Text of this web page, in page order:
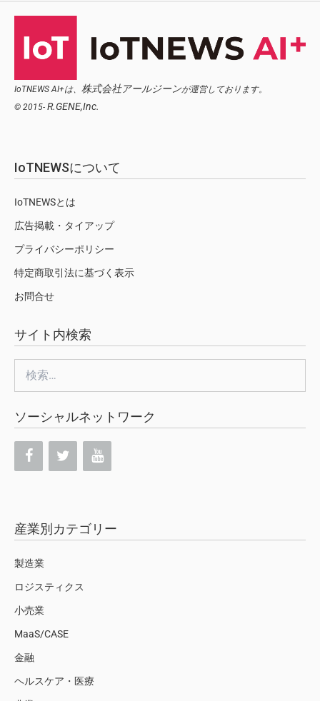
IoTNEWS AI+は、 株式会社アールジーンが運営しております。
© 2015- R.GENE,Inc.
IoTNEWSについて
IoTNEWSとは
広告掲載・タイアップ
プライバシーポリシー
特定商取引法に基づく表示
お問合せ
サイト内検索
索:
ソーシャルネットワーク
産業別カテゴリー
製造業
ロジスティクス
小売業
MaaS/CASE
金融
ヘルスケア・医療